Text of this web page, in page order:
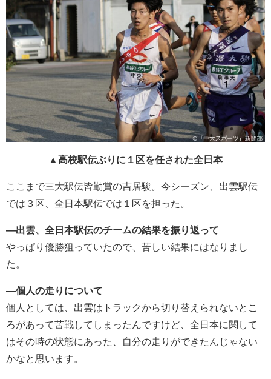
▲高校駅伝ぶりに１区を任された全日本
ここまで三大駅伝皆勤賞の吉居駿。今シーズン、出雲駅伝
では３区、全日本駅伝では１区を担った。
―出雲、全日本駅伝のチームの結果を振り返って
やっぱり優勝狙っていたので、苦しい結果にはなりまし
た。
―個人の走りについて
個人としては、出雲はトラックから切り替えられないとこ
ろがあって苦戦してしまったんですけど、全日本に関して
はその時の状態にあった、自分の走りができたんじゃない
かなと思います。